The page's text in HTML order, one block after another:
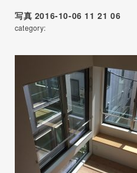
写真 2016-10-06 11 21 06
category: